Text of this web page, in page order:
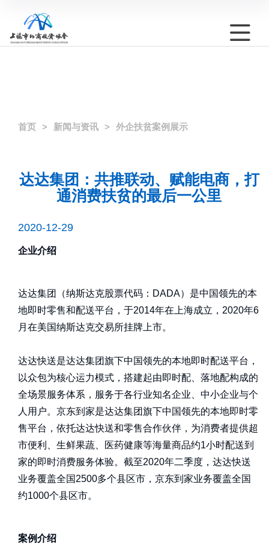
首页 新闻与资讯 外企扶贫案例展示
达达集团：共推联动、赋能电商，打
通消费扶贫的最后一公里
2020-12-29
企业介绍
达达集团（纳斯达克股票代码：DADA）是中国领先的本
地即时零售和配送平台，于2014年在上海成立，2020年6
月在美国纳斯达克交易所挂牌上市。
达达快送是达达集团旗下中国领先的本地即时配送平台，
以众包为核心运力模式，搭建起由即时配、落地配构成的
全场景服务体系，服务于各行业知名企业、中小企业与个
人用户。京东到家是达达集团旗下中国领先的本地即时零
售平台，依托达达快送和零售合作伙伴，为消费者提供超
市便利、生鲜果蔬、医药健康等海量商品约1小时配送到
家的即时消费服务体验。截至2020年二季度，达达快送
业务覆盖全国2500多个县区市，京东到家业务覆盖全国
约1000个县区市。
案例介绍